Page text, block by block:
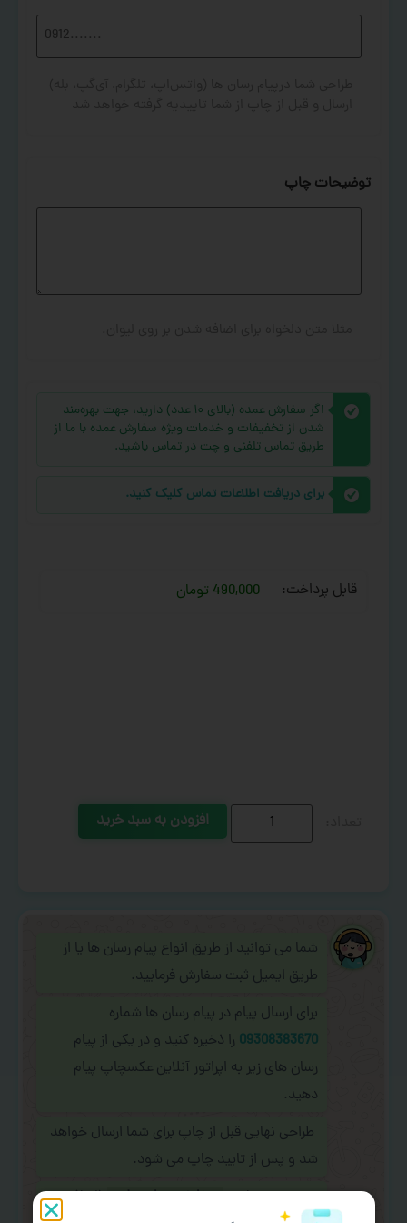
توضیحات چاپ
اگر سفارش عمده (بالای ۱۰ عدد) دارید، جهت بهره‌مند
شدن از تخفیفات و خدمات ویژه سفارش عمده با ما از
طریق تماس تلفنی و چت در تماس باشید.
برای دریافت اطلاعات تماس کلیک کنید.
قابل پرداخت: 490,000 تومان
افزودن به سبد خرید
شما می توانید از طریق انواع پیام رسان ها یا از
طریق ایمیل ثبت سفارش فرمایید.
برای ارسال پیام در پیام رسان ها شماره
09308383670 را ذخیره کنید و در یکی از پیام
رسان های زیر به اپراتور آنلاین عکسچاپ پیام
دهید.
طراحی نهایی قبل از چاپ برای شما ارسال خواهد
شد و پس از تایید چاپ می شود.
در صورت نیاز به سفارشی سازی طرح (اضافه